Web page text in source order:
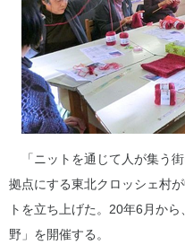
「ニットを通じて人が集う
拠点にする東北クロッシェ村
トを立ち上げた。20年6月か
野」を開催する。